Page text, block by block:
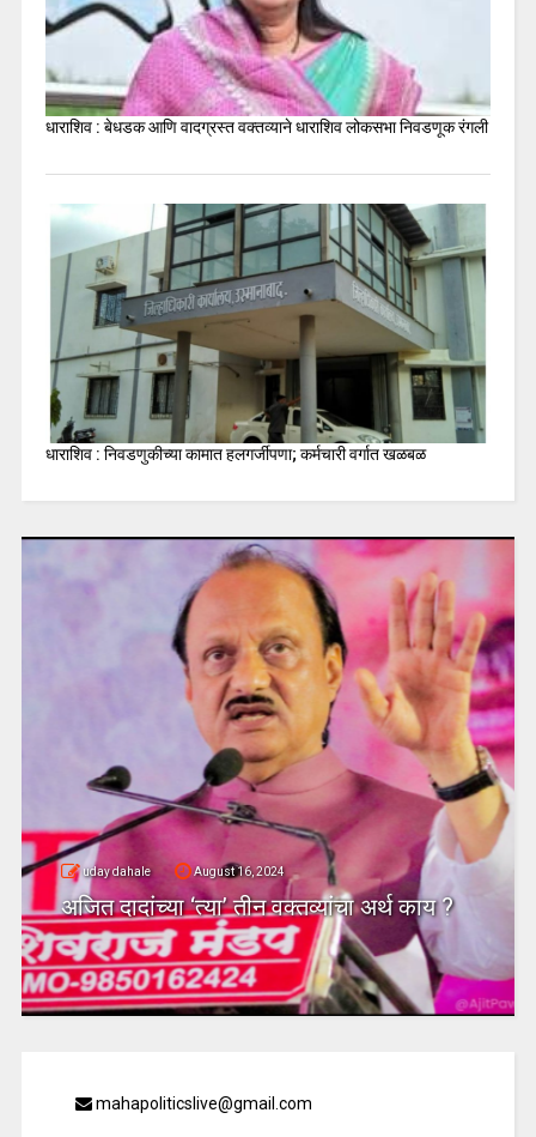
धाराशिव : बेधडक आणि वादग्रस्त वक्तव्याने धाराशिव लोकसभा निवडणूक रंगली
धाराशिव : निवडणुकीच्या कामात हलगर्जीपणा; कर्मचारी वर्गात खळबळ
uday dahale August 16, 2024
अजित दादांच्या ‘त्या’ तीन वक्तव्यांचा अर्थ काय ?
mahapoliticslive@gmail.com